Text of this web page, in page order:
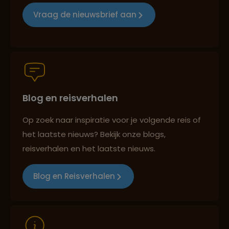
Persoonlijk en deskundig reisadvies
Best beoordeelde reisroutes
Vraag de nieuwsbrief aan
Blog en reisverhalen
Op zoek naar inspiratie voor je volgende reis of
het laatste nieuws? Bekijk onze blogs,
reisverhalen en het laatste nieuws.
Blog en Reisverhalen